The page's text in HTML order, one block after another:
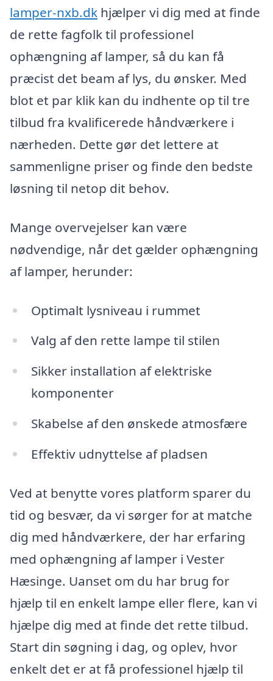
lamper-nxb.dk hjælper vi dig med at finde
de rette fagfolk til professionel
ophængning af lamper, så du kan få
præcist det beam af lys, du ønsker. Med
blot et par klik kan du indhente op til tre
tilbud fra kvalificerede håndværkere i
nærheden. Dette gør det lettere at
sammenligne priser og finde den bedste
løsning til netop dit behov.
Mange overvejelser kan være
nødvendige, når det gælder ophængning
af lamper, herunder:
Optimalt lysniveau i rummet
Valg af den rette lampe til stilen
Sikker installation af elektriske
komponenter
Skabelse af den ønskede atmosfære
Effektiv udnyttelse af pladsen
Ved at benytte vores platform sparer du
tid og besvær, da vi sørger for at matche
dig med håndværkere, der har erfaring
med ophængning af lamper i Vester
Hæsinge. Uanset om du har brug for
hjælp til en enkelt lampe eller flere, kan vi
hjælpe dig med at finde det rette tilbud.
Start din søgning i dag, og oplev, hvor
enkelt det er at få professionel hjælp til